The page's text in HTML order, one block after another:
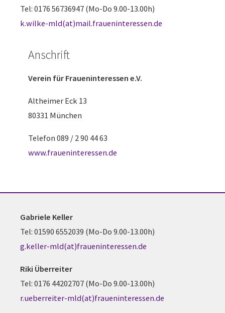
Tel: 0176 56736947 (Mo-Do 9.00-13.00h)
k.wilke-mld(at)mail.fraueninteressen.de
Anschrift
Verein für Fraueninteressen e.V.
Altheimer Eck 13
80331 München
Telefon 089 / 2 90 44 63
www.fraueninteressen.de
Gabriele Keller
Tel: 01590 6552039 (Mo-Do 9.00-13.00h)
g.keller-mld(at)fraueninteressen.de
Riki Überreiter
Tel: 0176 44202707 (Mo-Do 9.00-13.00h)
r.ueberreiter-mld(at)fraueninteressen.de